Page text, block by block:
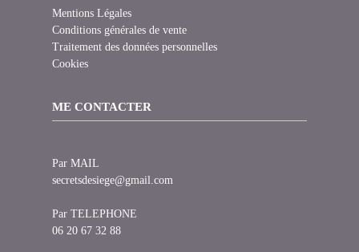
Mentions Légales
Conditions générales de vente
Traitement des données personnelles
Cookies
ME CONTACTER
Par MAIL
secretsdesiege@gmail.com
Par TELEPHONE
06 20 67 32 88